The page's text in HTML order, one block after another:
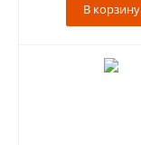
В корзину